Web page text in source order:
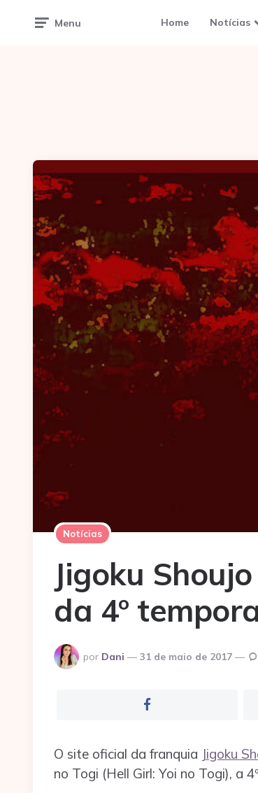
Menu Home Notícias
Notícias
Jigoku
da 4º
Postado
por
por Dani 31 de maio de 2017
O site oficial da franquia Jigoku
no Togi (Hell Girl: Yoi no Togi), a